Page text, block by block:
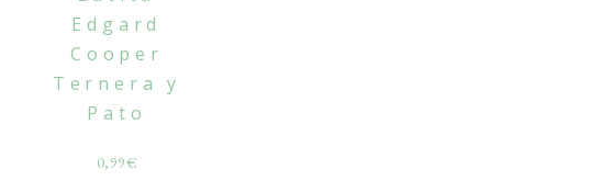
Edgard
Cooper
Ternera y
Pato
0,99€